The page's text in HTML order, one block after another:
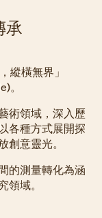
承
縱橫無界」
。
術領域，深入歷
各種方式展開探
意靈光。
的測量轉化為涵
域。